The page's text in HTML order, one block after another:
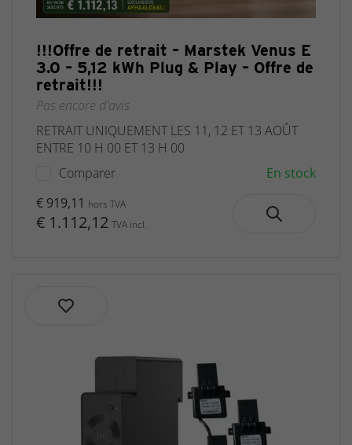
!!!Offre de retrait – Marstek Venus E
3.0 – 5,12 kWh Plug & Play – Offre de
retrait!!!
Pas encore d'avis
RETRAIT UNIQUEMENT LES 11, 12 ET 13 AOÛT
ENTRE 10 H 00 ET 13 H 00
Comparer
En stock
€ 919,11 hors TVA
€ 1.112,12 TVA incl.